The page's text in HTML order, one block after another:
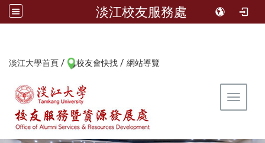
淡江校友服務處
淡江大學首頁 / 校友會快找 / 網站導覽
Toggle